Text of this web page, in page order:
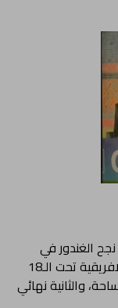
الغندور في
إدارة 4 نهائيات بدايتها بنهائي كأس الأمم الافريقية تحت الـ18
كان حكما للساحة، والثانية نهائي